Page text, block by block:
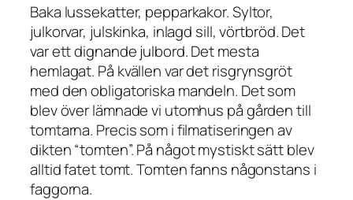
Baka lussekatter, pepparkakor. Syltor,
julkorvar, julskinka, inlagd sill, vörtbröd. Det
var ett dignande julbord. Det mesta
hemlagat. På kvällen var det risgrynsgröt
med den obligatoriska mandeln. Det som
blev över lämnade vi utomhus på gården till
tomtarna. Precis som i filmatiseringen av
dikten “tomten”. På något mystiskt sätt blev
alltid fatet tomt. Tomten fanns någonstans i
faggorna.